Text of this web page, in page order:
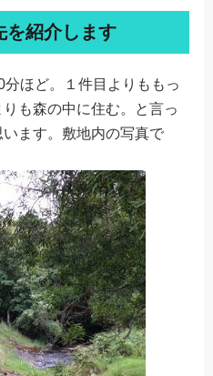
を紹介します
ほど。１件目よりももっ
も森の中に住む。と言っ
ます。敷地内の写真で